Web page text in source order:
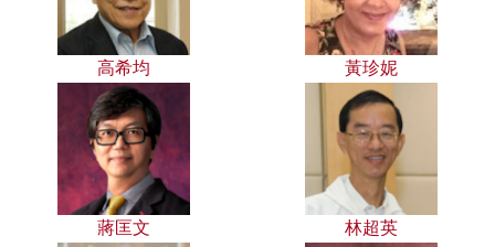
高希均 黃珍妮
蔣匡文 林超英